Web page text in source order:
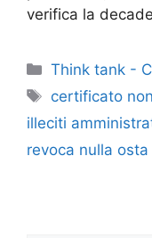
verifica la
Categorie
Think tank -
Tag
certificato
illeciti
revoca nulla osta